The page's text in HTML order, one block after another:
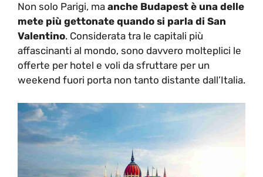
Non solo Parigi, ma anche Budapest è una delle
mete più gettonate quando si parla di San
Valentino. Considerata tra le capitali più
affascinanti al mondo, sono davvero molteplici le
offerte per hotel e voli da sfruttare per un
weekend fuori porta non tanto distante dall’Italia.